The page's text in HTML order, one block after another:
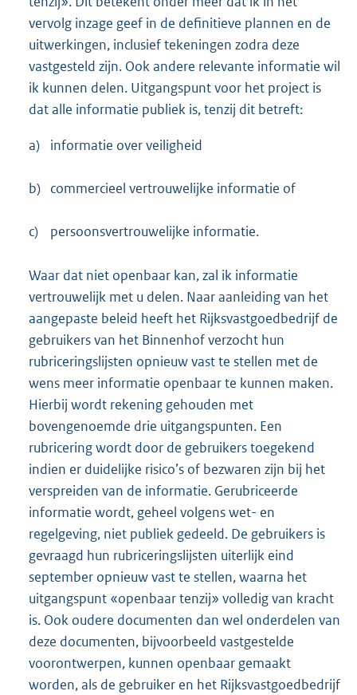
vervolg inzage geef in de definitieve plannen en de
uitwerkingen, inclusief tekeningen zodra deze
vastgesteld zijn. Ook andere relevante informatie wil
ik kunnen delen. Uitgangspunt voor het project is
dat alle informatie publiek is, tenzij dit betreft:
a) informatie over veiligheid
b) commercieel vertrouwelijke informatie of
c) persoonsvertrouwelijke informatie.
Waar dat niet openbaar kan, zal ik informatie
vertrouwelijk met u delen. Naar aanleiding van het
aangepaste beleid heeft het Rijksvastgoedbedrijf de
gebruikers van het Binnenhof verzocht hun
rubriceringslijsten opnieuw vast te stellen met de
wens meer informatie openbaar te kunnen maken.
Hierbij wordt rekening gehouden met
bovengenoemde drie uitgangspunten. Een
rubricering wordt door de gebruikers toegekend
indien er duidelijke risico’s of bezwaren zijn bij het
verspreiden van de informatie. Gerubriceerde
informatie wordt, geheel volgens wet- en
regelgeving, niet publiek gedeeld. De gebruikers is
gevraagd hun rubriceringslijsten uiterlijk eind
september opnieuw vast te stellen, waarna het
uitgangspunt «openbaar tenzij» volledig van kracht
is. Ook oudere documenten dan wel onderdelen van
deze documenten, bijvoorbeeld vastgestelde
voorontwerpen, kunnen openbaar gemaakt
worden, als de gebruiker en het Rijksvastgoedbedrijf